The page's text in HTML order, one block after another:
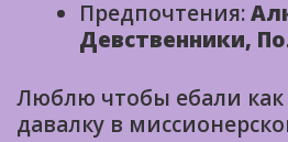
Предпочтения:
Девственники,
Люблю чтобы ебали как
давалку в